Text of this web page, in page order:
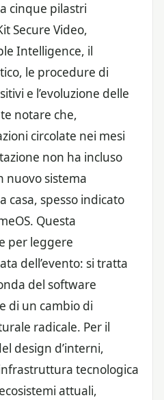
cinque pilastri
Secure Video,
Intelligence, il
le procedure di
e l’evoluzione delle
notare che,
circolate nei mesi
non ha incluso
nuovo sistema
casa, spesso indicato
Questa
per leggere
dell’evento: si tratta
del software
di un cambio di
radicale. Per il
design d’interni,
tecnologica
attuali,